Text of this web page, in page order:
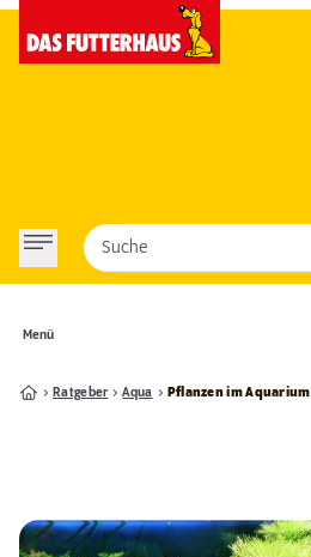
Menü
Suche
Ratgeber Aqua Pflanzen im Aquarium